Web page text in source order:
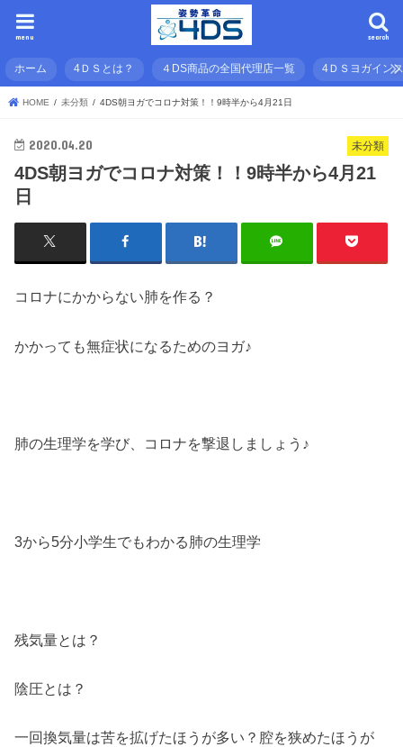
search
menu
ホーム 4ＤＳとは？ ４DS商品の全国代理店一覧 4ＤＳヨガイン
HOME 未分類 4DS朝ヨガでコロナ対策！！9時半から4月21日
未分類
2020.04.20
4DS朝ヨガでコロナ対策！！9時半から4月21
日
コロナにかからない肺を作る？
かかっても無症状になるためのヨガ♪
肺の生理学を学び、コロナを撃退しましょう♪
3から5分小学生でもわかる肺の生理学
残気量とは？
陰圧とは？
一回換気量は苦を拡げたほうが多い？腔を狭めたほうが